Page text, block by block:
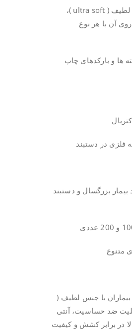
جنس کاغذ حرارتی لطیف ( ultra soft )،
آن با هر نوع
ها و بارکدهای چاپ
فلزی در دستبند
بیمار بزرگسال و دستبند
متنوع
با جنس لطیف (
ضد حساسیت، آنتی
در برابر کشش و کیفیت